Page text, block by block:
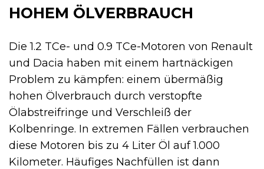
HOHEM ÖLVERBRAUCH
Die 1.2 TCe- und 0.9 TCe-Motoren von Renault
und Dacia haben mit einem hartnäckigen
Problem zu kämpfen: einem übermäßig
hohen Ölverbrauch durch verstopfte
Ölabstreifringe und Verschleiß der
Kolbenringe. In extremen Fällen verbrauchen
diese Motoren bis zu 4 Liter Öl auf 1.000
Kilometer. Häufiges Nachfüllen ist dann